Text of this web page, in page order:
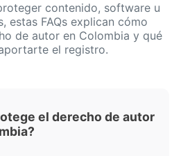
contenido, software u
estas FAQs explican cómo
de autor en Colombia y qué
el registro.
el derecho de autor